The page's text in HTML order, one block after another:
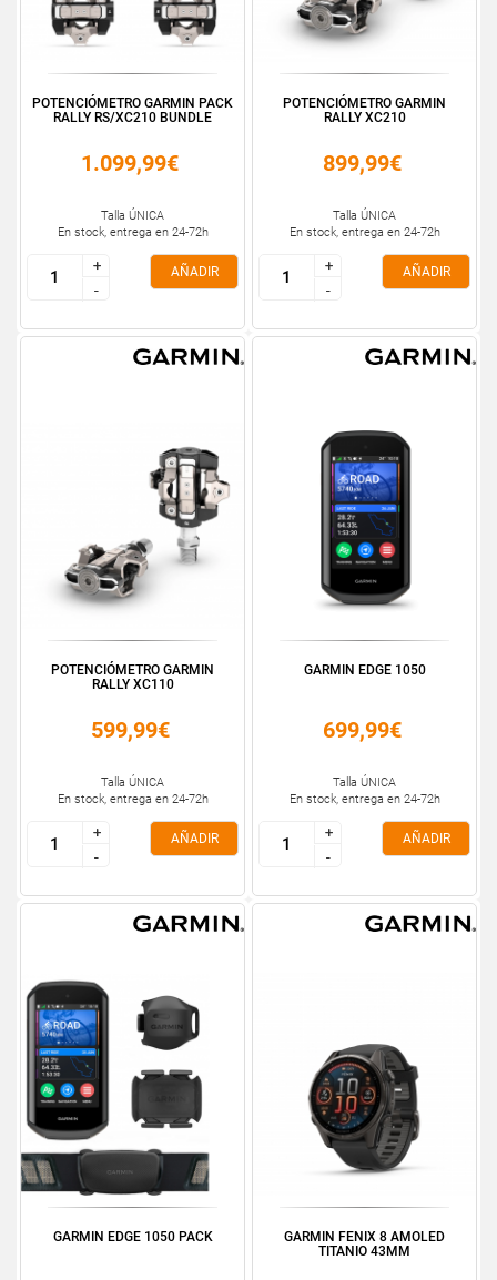
POTENCIÓMETRO GARMIN PACK
RALLY RS/XC210 BUNDLE
1.099,99€
Talla ÚNICA
En stock, entrega en 24-72h
+
-
+
-
AÑADIR
POTENCIÓMETRO GARMIN
RALLY XC210
899,99€
Talla ÚNICA
En stock, entrega en 24-72h
+
-
+
-
AÑADIR
POTENCIÓMETRO GARMIN
RALLY XC110
599,99€
Talla ÚNICA
En stock, entrega en 24-72h
+
-
+
-
AÑADIR
GARMIN EDGE 1050
699,99€
Talla ÚNICA
En stock, entrega en 24-72h
+
-
+
-
AÑADIR
GARMIN EDGE 1050 PACK
GARMIN FENIX 8 AMOLED
TITANIO 43MM